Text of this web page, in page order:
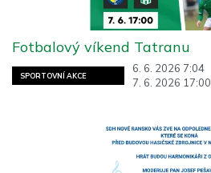
SPORTOVNÍ AKCE
6. 6. 2026 7:04
7. 6. 2026 17:00
Fotbalový víkend Tatranu